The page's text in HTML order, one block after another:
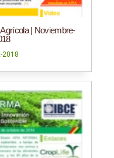
| Noviembre-
2018